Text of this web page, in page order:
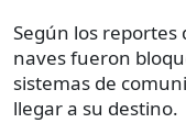
Según los reportes
naves fueron
sistemas de
llegar a su destino.